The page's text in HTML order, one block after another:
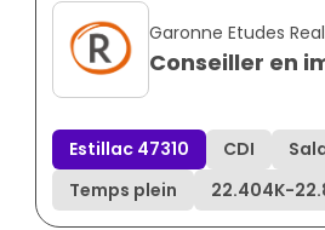
Garonne Etudes
Conseiller en
Estillac 47310 CDI
Temps plein
22.404K-